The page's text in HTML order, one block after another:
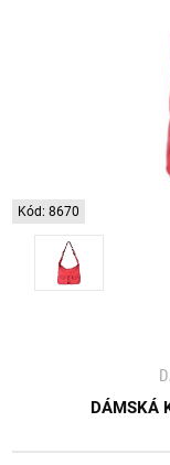
Kód: 8670
DÁMSKÁ